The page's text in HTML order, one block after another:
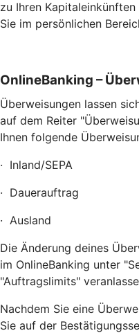
zu Ihren
Sie im persönlichen
OnlineBanking –
Überweisungen lassen
auf dem Reiter
Ihnen folgende
· Inland/SEPA
· Dauerauftrag
· Ausland
Die Änderung deines
im OnlineBanking unter
"Auftragslimits"
Nachdem Sie eine
Sie auf der